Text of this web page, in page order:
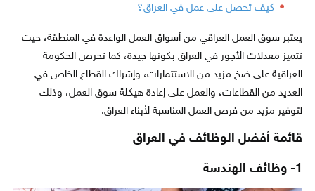
كيف تحصل على عمل في العراق؟
يعتبر سوق العمل العراقي من أسواق العمل الواعدة في المنطقة، حيث
تتميز معدلات الأجور في العراق بكونها جيدة، كما تحرص الحكومة
العراقية على ضخ مزيد من الاستثمارات، وإشراك القطاع الخاص في
العديد من القطاعات، والعمل على إعادة هيكلة سوق العمل، وذلك
لتوفير مزيد من فرص العمل المناسبة لأبناء العراق.
قائمة أفضل الوظائف في العراق
1- وظائف الهندسة